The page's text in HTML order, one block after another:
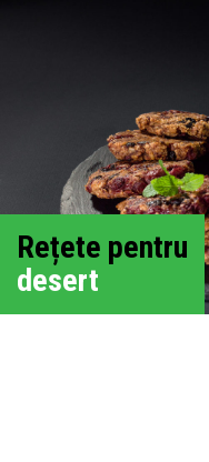
Rețete pentru
desert